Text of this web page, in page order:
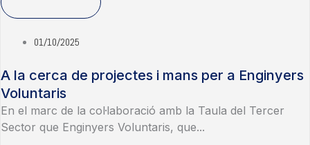
01/10/2025
A la cerca de projectes i mans per a Enginyers
Voluntaris
En el marc de la col·laboració amb la Taula del Tercer
Sector que Enginyers Voluntaris, que...